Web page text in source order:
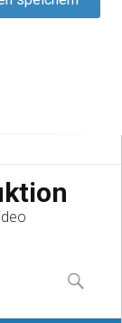
content
Suchen
nach: